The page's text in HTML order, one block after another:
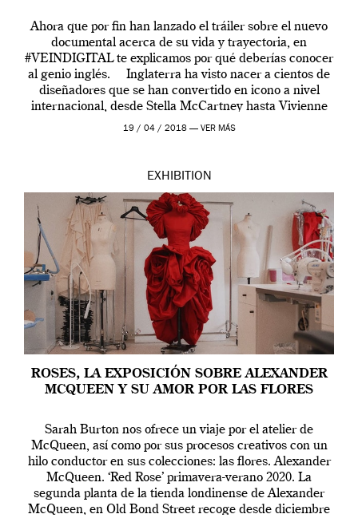
Ahora que por fin han lanzado el tráiler sobre el nuevo
documental acerca de su vida y trayectoria, en
#VEINDIGITAL te explicamos por qué deberías conocer
al genio inglés. Inglaterra ha visto nacer a cientos de
diseñadores que se han convertido en icono a nivel
internacional, desde Stella McCartney hasta Vivienne
Westwood pasando […]
19 / 04 / 2018 — VER MÁS
EXHIBITION
ROSES, LA EXPOSICIÓN SOBRE ALEXANDER
MCQUEEN Y SU AMOR POR LAS FLORES
Sarah Burton nos ofrece un viaje por el atelier de
McQueen, así como por sus procesos creativos con un
hilo conductor en sus colecciones: las flores. Alexander
McQueen. ‘Red Rose’ primavera-verano 2020. La
segunda planta de la tienda londinense de Alexander
McQueen, en Old Bond Street recoge desde diciembre